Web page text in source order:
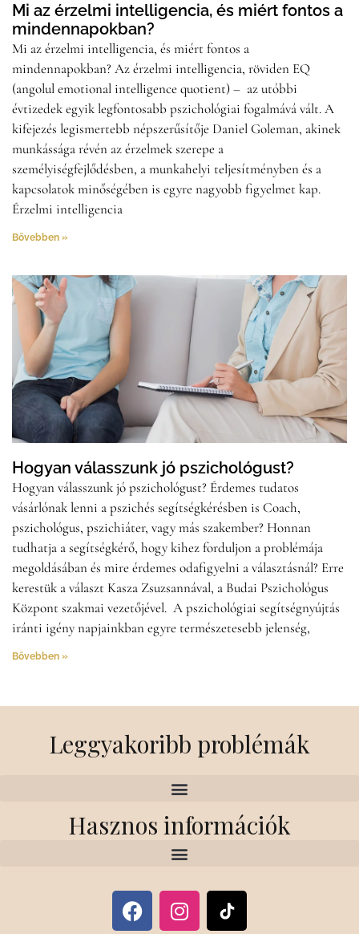
Mi az érzelmi intelligencia, és miért fontos a
mindennapokban?
Mi az érzelmi intelligencia, és miért fontos a
mindennapokban? Az érzelmi intelligencia, röviden EQ
(angolul emotional intelligence quotient) – az utóbbi
évtizedek egyik legfontosabb pszichológiai fogalmává vált. A
kifejezés legismertebb népszerűsítője Daniel Goleman, akinek
munkássága révén az érzelmek szerepe a
személyiségfejlődésben, a munkahelyi teljesítményben és a
kapcsolatok minőségében is egyre nagyobb figyelmet kap.
Érzelmi intelligencia
Bővebben »
Hogyan válasszunk jó pszichológust?
Hogyan válasszunk jó pszichológust? Érdemes tudatos
vásárlónak lenni a pszichés segítségkérésben is Coach,
pszichológus, pszichiáter, vagy más szakember? Honnan
tudhatja a segítségkérő, hogy kihez forduljon a problémája
megoldásában és mire érdemes odafigyelni a választásnál? Erre
kerestük a választ Kasza Zsuzsannával, a Budai Pszichológus
Központ szakmai vezetőjével. A pszichológiai segítségnyújtás
iránti igény napjainkban egyre természetesebb jelenség,
Bővebben »
Leggyakoribb problémák
Hasznos információk
F
a
I
n